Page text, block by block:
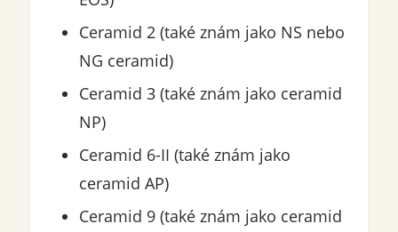
Ceramid 2 (také znám jako NS nebo
NG ceramid)
Ceramid 3 (také znám jako ceramid
NP)
Ceramid 6-II (také znám jako
ceramid AP)
Ceramid 9 (také znám jako ceramid